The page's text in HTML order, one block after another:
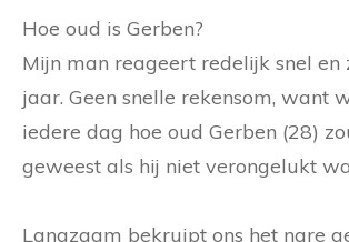
Hoe oud is Gerben?
Mijn man reageert redelijk snel en
jaar. Geen snelle rekensom, want
iedere dag hoe oud Gerben (28)
geweest als hij niet verongelukt
Langzaam bekruipt ons het nare